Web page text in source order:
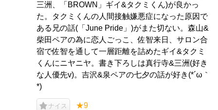
三洲、「BROWN」ギイ&タクミくん)が良かっ
た。タクミくんの人間接触嫌悪症になった原因で
ある兄の話(「June Pride」)がまた切ない。森山&
柴田ペアの為に恋人ごっこ、佐智来日、サロン合
宿で佐智を通して一層距離を詰めたギイ&タクミ
くんにニヤニヤ。書き下ろしは真行寺&三洲(好き
な人優先v)。吉沢&泉ペアの七夕の話が好き(*´ω｀
*)
ナイス ★9